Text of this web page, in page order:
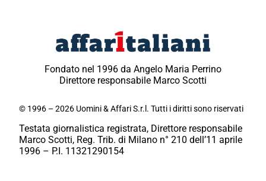
Fondato nel 1996 da Angelo Maria Perrino
Direttore responsabile Marco Scotti
© 1996 – 2026 Uomini & Affari S.r.l. Tutti i diritti sono riservati
Testata giornalistica registrata, Direttore responsabile
Marco Scotti, Reg. Trib. di Milano n° 210 dell’11 aprile
1996 – P.I. 11321290154